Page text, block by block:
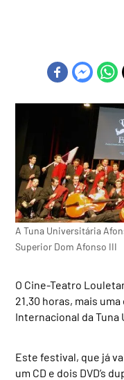
A Tuna Universitária
Superior Dom Afonso III
O Cine-Teatro
21.30 horas, mais
Internacional da Tuna
Este festival, que já
um CD e dois DVD’s